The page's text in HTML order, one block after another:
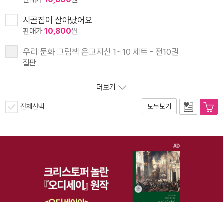
시골집이 살아났어요
판매가10,800원
우리 문화 그림책 온고지신 1~10 세트 - 전10권
절판
더보기
전체선택 모두보기